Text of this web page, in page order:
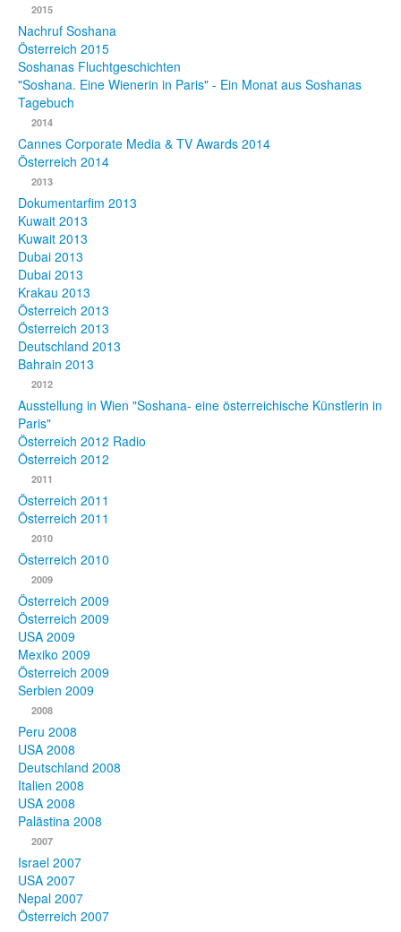
Sammlungen
2015
Nachruf Soshana
Österreich 2015
Soshanas Fluchtgeschichten
"Soshana. Eine Wienerin in Paris" - Ein Monat aus Soshanas
Tagebuch
2014
Cannes Corporate Media & TV Awards 2014
Österreich 2014
2013
Dokumentarfim 2013
Kuwait 2013
Kuwait 2013
Dubai 2013
Dubai 2013
Krakau 2013
Österreich 2013
Österreich 2013
Deutschland 2013
Bahrain 2013
2012
Ausstellung in Wien "Soshana- eine österreichische Künstlerin in
Paris"
Österreich 2012 Radio
Österreich 2012
2011
Österreich 2011
Österreich 2011
2010
Österreich 2010
2009
Österreich 2009
Österreich 2009
USA 2009
Mexiko 2009
Österreich 2009
Serbien 2009
2008
Peru 2008
USA 2008
Deutschland 2008
Italien 2008
USA 2008
Palästina 2008
2007
Israel 2007
USA 2007
Nepal 2007
Österreich 2007